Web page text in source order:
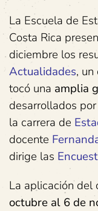
La Escuela de
Costa Rica
diciembre los
Actualidades,
tocó una amplia
desarrollados por
la carrera de
docente
dirige las
La aplicación del
octubre al 6 de